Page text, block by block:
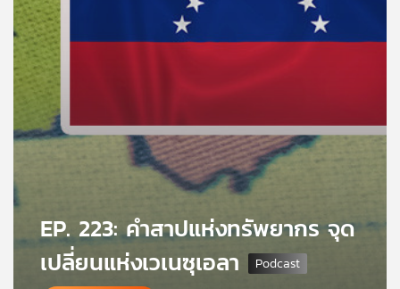
ข่าว
และ
กิจกรรม
เรา
เครือ
EP. 223: คำสาปแห่งทรัพยากร จุด
เปลี่ยนแห่งเวเนซุเอลา